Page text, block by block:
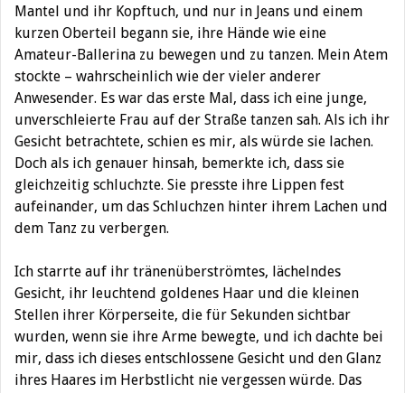
Mantel und ihr Kopftuch, und nur in Jeans und einem
kurzen Oberteil begann sie, ihre Hände wie eine
Amateur-Ballerina zu bewegen und zu tanzen. Mein Atem
stockte – wahrscheinlich wie der vieler anderer
Anwesender. Es war das erste Mal, dass ich eine junge,
unverschleierte Frau auf der Straße tanzen sah. Als ich ihr
Gesicht betrachtete, schien es mir, als würde sie lachen.
Doch als ich genauer hinsah, bemerkte ich, dass sie
gleichzeitig schluchzte. Sie presste ihre Lippen fest
aufeinander, um das Schluchzen hinter ihrem Lachen und
dem Tanz zu verbergen.
Ich starrte auf ihr tränenüberströmtes, lächelndes
Gesicht, ihr leuchtend goldenes Haar und die kleinen
Stellen ihrer Körperseite, die für Sekunden sichtbar
wurden, wenn sie ihre Arme bewegte, und ich dachte bei
mir, dass ich dieses entschlossene Gesicht und den Glanz
ihres Haares im Herbstlicht nie vergessen würde. Das